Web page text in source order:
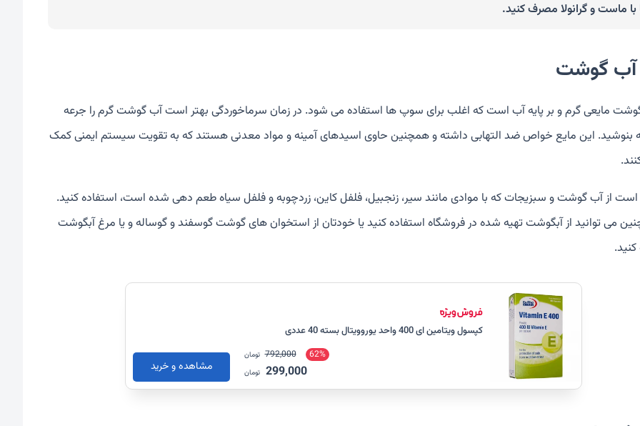
با ماست و گرانولا مصرف کنید.
مایعی گرم و بر پایه آب است که اغلب برای سوپ ها استفاده می شود. در زمان سرماخوردگی بهتر است آب گوشت گرم را جرعه
بنوشید. این مایع خواص ضد التهابی داشته و همچنین حاوی اسیدهای آمینه و مواد معدنی هستند که به تقویت سیستم ایمنی کمک
است از آب گوشت و سبزیجات که با موادی مانند سیر، زنجبیل، فلفل کاین، زردچوبه و فلفل سیاه طعم دهی شده است، استفاده کنید.
می توانید از آبگوشت تهیه شده در فروشگاه استفاده کنید یا خودتان از استخوان های گوشت گوسفند و گوساله و یا مرغ آبگوشت
کپسول ویتامین ای 400 واحد یوروویتال بسته 40 عددی
62%
792,000 تومان
299,000 تومان مشاهده و خرید